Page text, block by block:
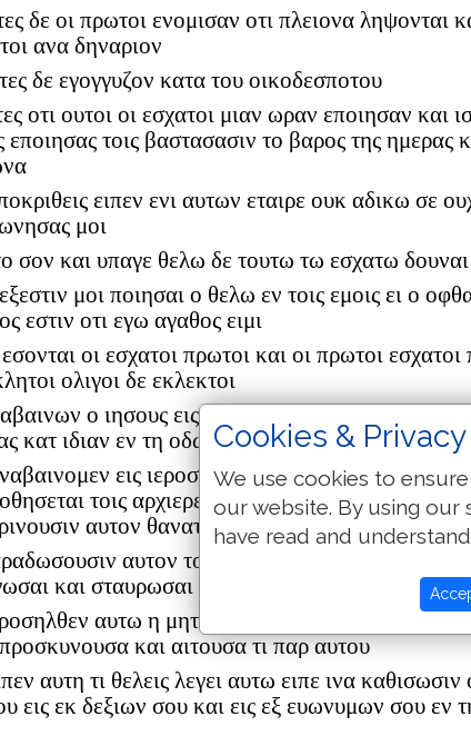
δε οι πρωτοι ενομισαν οτι πλειονα ληψονται
ανα δηναριον
δε εγογγυζον κατα του οικοδεσποτου
οτι ουτοι οι εσχατοι μιαν ωραν εποιησαν και
εποιησας τοις βαστασασιν το βαρος της ημερας
ειπεν ενι αυτων εταιρε ουκ αδικω σε
μοι
σον και υπαγε θελω δε τουτω τω εσχατω
μοι ποιησαι ο θελω εν τοις εμοις ει ο
εστιν οτι εγω αγαθος ειμι
οι εσχατοι πρωτοι και οι πρωτοι εσχατοι
ολιγοι δε εκλεκτοι
ο ιησους εις ιεροσολυμα παρελαβεν τους
κατ ιδιαν εν τη οδω και ειπεν αυτοις
εις ιεροσολυμα και ο υιος του
τοις αρχιερευσιν και γραμματευσιν και
αυτον θανατω
αυτον τοις εθνεσιν εις το εμπαιξαι και
και σταυρωσαι και τη τριτη ημερα
αυτω η μητηρ των υιων ζεβεδαιου
και αιτουσα τι παρ αυτου
αυτη τι θελεις λεγει αυτω ειπε ινα καθισωσιν
εις εκ δεξιων σου και εις εξ ευωνυμων σου εν
Cookies & Privacy
We use cookies to
our website. By using
have read and